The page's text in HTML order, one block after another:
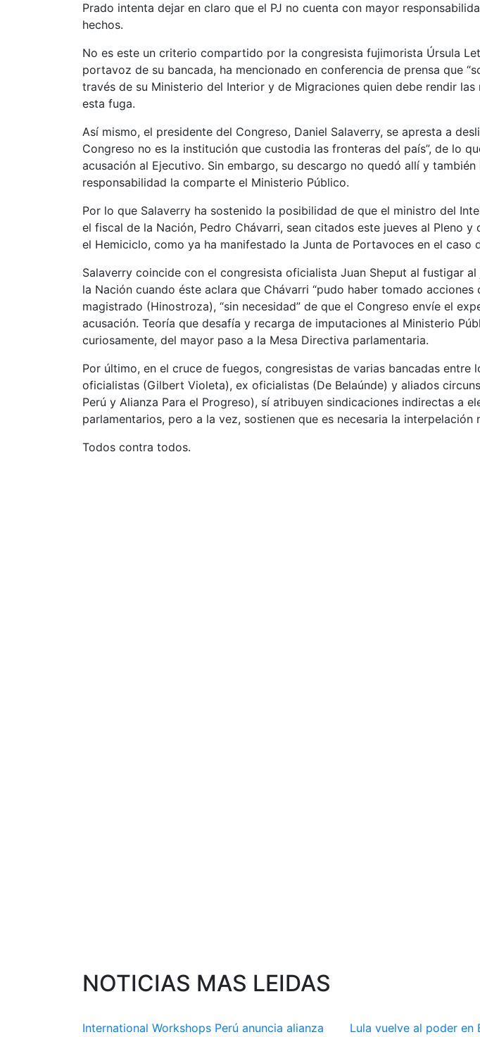
Prado intenta dejar en claro que el PJ no cuenta con mayor
hechos.
No es este un criterio compartido por la congresista fujimorista Úrsula
portavoz de su bancada, ha mencionado en conferencia de prensa que
través de su Ministerio del Interior y de Migraciones quien debe rendir las
esta fuga.
Así mismo, el presidente del Congreso, Daniel Salaverry, se apresta a
Congreso no es la institución que custodia las fronteras del país”, de lo
acusación al Ejecutivo. Sin embargo, su descargo no quedó allí y también
responsabilidad la comparte el Ministerio Público.
Por lo que Salaverry ha sostenido la posibilidad de que el ministro del
el fiscal de la Nación, Pedro Chávarri, sean citados este jueves al Pleno y
el Hemiciclo, como ya ha manifestado la Junta de Portavoces en el caso
Salaverry coincide con el congresista oficialista Juan Sheput al fustigar
la Nación cuando éste aclara que Chávarri “pudo haber tomado acciones
magistrado (Hinostroza), “sin necesidad” de que el Congreso envíe el
acusación. Teoría que desafía y recarga de imputaciones al Ministerio
curiosamente, del mayor paso a la Mesa Directiva parlamentaria.
Por último, en el cruce de fuegos, congresistas de varias bancadas entre
oficialistas (Gilbert Violeta), ex oficialistas (De Belaúnde) y aliados
Perú y Alianza Para el Progreso), sí atribuyen sindicaciones indirectas a
parlamentarios, pero a la vez, sostienen que es necesaria la interpelación
Todos contra todos.
NOTICIAS MAS LEIDAS
International Workshops Perú anuncia alianza Lula vuelve al poder en